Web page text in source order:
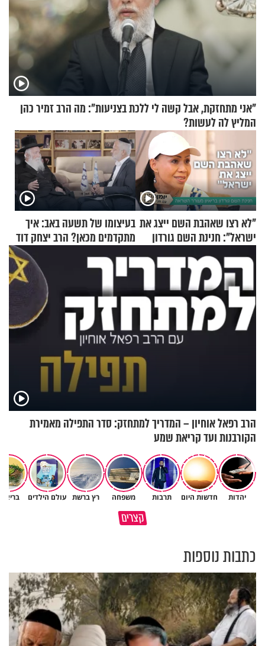
"אני מתחזקת, אבל קשה לי ללכת בצניעות": מה הרב זמיר כהן
המליץ לה לעשות?
"לא רצו שאהבת השם ייצג את
ישראל": חנינת השם גורדון
בריאיון מעורר השראה
בעיצומו של תשעה באב: איך
מתקדמים מכאן? הרב יצחק דוד
גרוסמן בשיחה מיוחדת
הרב רפאל אוחיון – המדריך למתחזק: סדר התפילה מאמירת
הקורבנות ועד קריאת שמע
יהדות חדשות היום תרבות משפחה רץ ברשת עולם הילדים
קצריםמדוע האמונה נמשלה למלח?
גם ׳הרע׳ זה הרחמים של בורא
כתבות נוספות